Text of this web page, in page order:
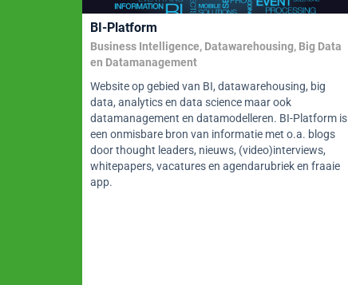
BI-Platform
Business Intelligence, Datawarehousing, Big Data
en Datamanagement
Website op gebied van BI, datawarehousing, big
data, analytics en data science maar ook
datamanagement en datamodelleren. BI-Platform is
een onmisbare bron van informatie met o.a. blogs
door thought leaders, nieuws, (video)interviews,
whitepapers, vacatures en agendarubriek en fraaie
app.